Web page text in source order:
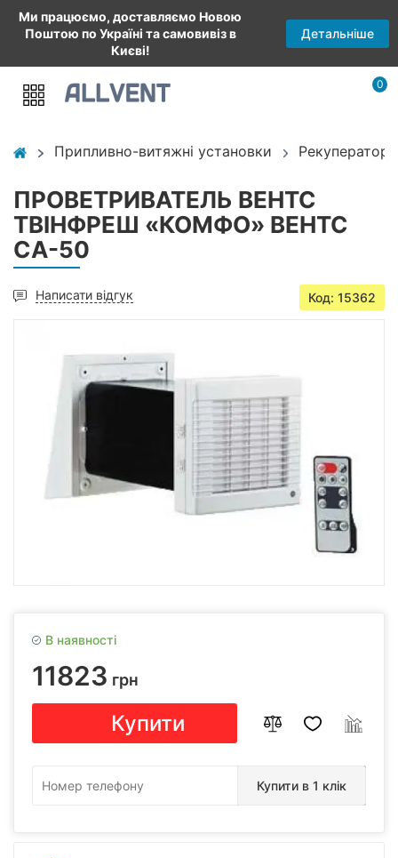
Ми працюємо, доставляємо Новою
Поштою по Україні та самовивіз в
Києві!
Детальніше
0
Припливно-витяжні установки
ПРОВЕТРИВАТЕЛЬ ВЕНТС
ТВІНФРЕШ «КОМФО» ВЕНТС
СА-50
Написати відгук Код: 15362
В наявності
11823 грн
Купити
Купити в 1 клік